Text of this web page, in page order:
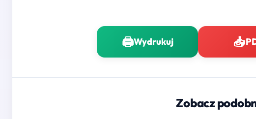
🖨️Wydrukuj 📥
Zobacz